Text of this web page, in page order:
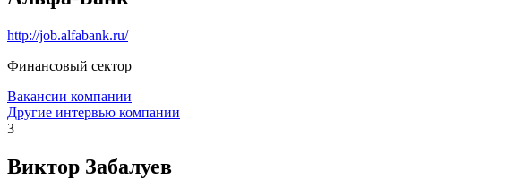
http://job.alfabank.ru/
Финансовый сектор
Вакансии компании
Другие интервью компании
3
Виктор Забалуев